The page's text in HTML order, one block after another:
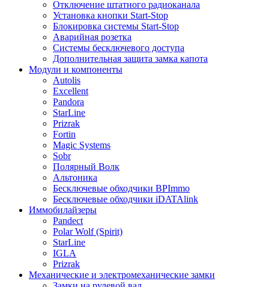
Отключение штатного радиоканала
Установка кнопки Start-Stop
Блокировка системы Start-Stop
Аварийная розетка
Системы бесключевого доступа
Дополнительная защита замка капота
Модули и компоненты
Autolis
Excellent
Pandora
StarLine
Prizrak
Fortin
Magic Systems
Sobr
Полярный Волк
Альтоника
Бесключевые обходчики BPImmo
Бесключевые обходчики iDATAlink
Иммобилайзеры
Pandect
Polar Wolf (Spirit)
StarLine
IGLA
Prizrak
Механические и электромеханические замки